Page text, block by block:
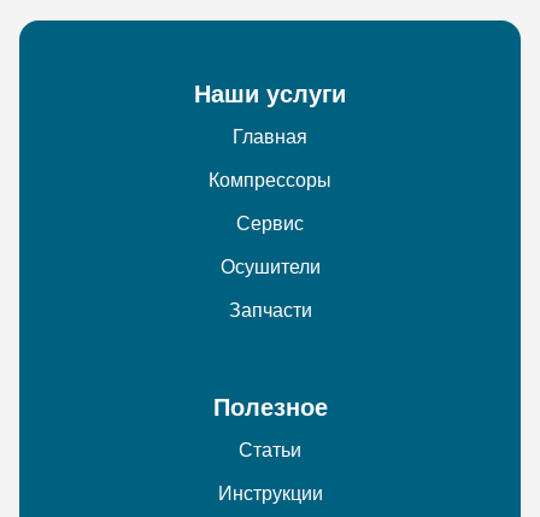
Наши услуги
Главная
Компрессоры
Сервис
Осушители
Запчасти
Полезное
Статьи
Инструкции